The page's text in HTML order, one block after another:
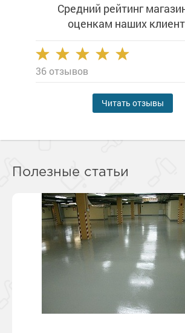
Средний рейтинг
оценкам наших
36 отзывов
Читать отзывы
Полезные статьи